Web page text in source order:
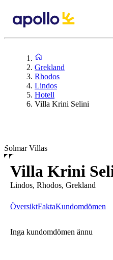
Grekland
Rhodos
Lindos
Hotell
Villa Krini Selini
Solmar Villas
Villa Krini
Lindos, Rhodos, Grekland
ÖversiktFaktaKundomdömen
Inga kundomdömen ännu